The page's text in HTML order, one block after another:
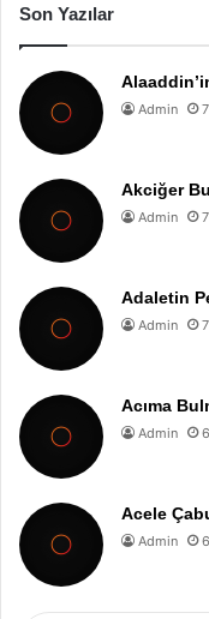
Son Yazılar
Admin
Akciğer
Admin
Adaletin
Admin
Acıma
Admin
Acele
Admin